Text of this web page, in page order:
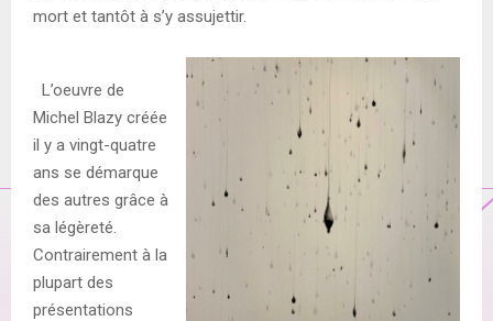
mort et tantôt à s’y assujettir.
L’oeuvre de
Michel Blazy créée
il y a vingt-quatre
ans se démarque
des autres grâce à
sa légèreté.
Contrairement à la
plupart des
présentations